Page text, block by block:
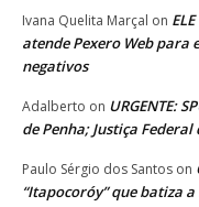
Ivana Quelita Marçal on
atende Pexero Web para
negativos
Adalberto on URGENTE:
de Penha; Justiça
Paulo Sérgio dos Santos on
“Itapocoróy” que batiza